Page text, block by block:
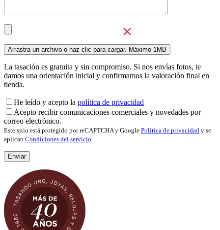
La tasación es gratuita y sin compromiso. Si nos envías fotos, te
damos una orientación inicial y confirmamos la valoración final en
tienda.
He leído y acepto la política de privacidad
Acepto recibir comunicaciones comerciales y novedades por
correo electrónico.
Este sitio está protegido por reCAPTCHA y Google Política de privacidad y se
aplican Condiciones del servicio